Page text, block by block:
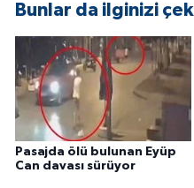
Bunlar da ilginizi
Pasajda ölü bulunan Eyüp
Can davası sürüyor
Yerel Haberler